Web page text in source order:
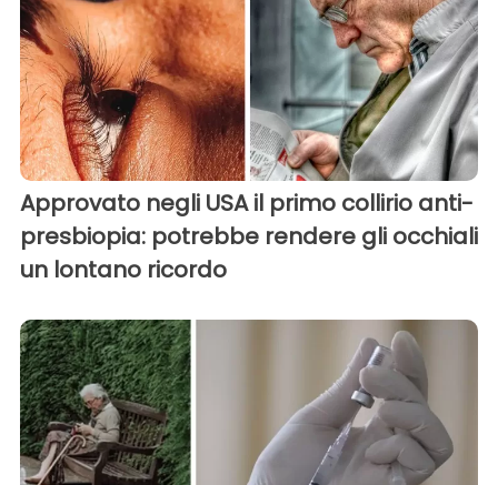
Approvato negli USA il primo collirio anti-
presbiopia: potrebbe rendere gli occhiali
un lontano ricordo